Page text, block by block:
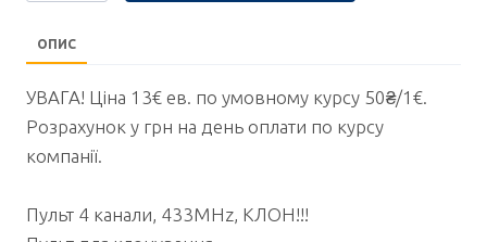
ОПИС
УВАГА! Ціна 13€ ев. по умовному курсу 50₴/1€.
Розрахунок у грн на день оплати по курсу
компанії.
Пульт 4 канали, 433MHz, КЛОН!!!